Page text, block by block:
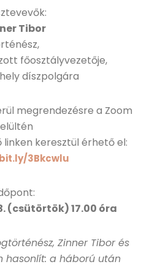
Tibor
főosztályvezetője,
díszpolgára
megrendezésre a Zoom
linken keresztül érhető el:
3Bkcwlu
(csütörtök) 17.00 óra
Zinner Tibor és
hasonlít: a háború után